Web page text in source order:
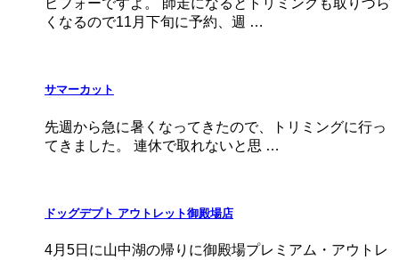
ビフォーですよ。 師走になるとトリミングも取りづら
くなるので11月下旬に予約、週 …
サマーカット
先週から急に暑くなってきたので、トリミングに行っ
てきました。 連休で取れないと思 …
ドッグデプト アウトレット御殿場店
4月5日に山中湖の帰りに御殿場プレミアム・アウトレ